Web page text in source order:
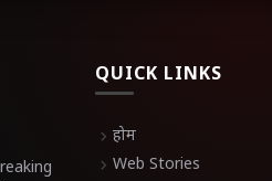
QUICK LINKS
chevron_right होम
chevron_right Web Stories